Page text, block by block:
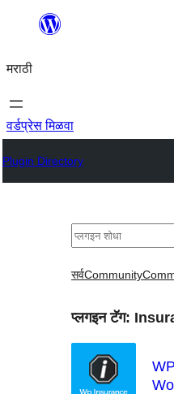
सामुग्रीवर
मराठी
वर्डप्रेस मिळवा
Plugin Directory
शोधा
सर्वCommunity
प्लगइन टॅग: